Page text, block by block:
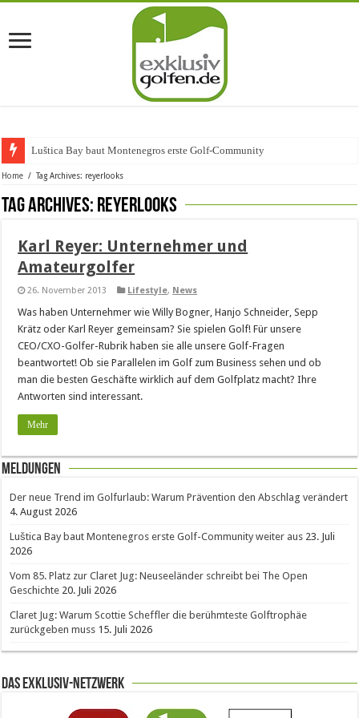
Luštica Bay baut Montenegros erste Golf-Community weit
Home / Tag Archives: reyerlooks
Tag Archives: reyerlooks
Karl Reyer: Unternehmer und
Amateurgolfer
26. November 2013 Lifestyle, News
Was haben Unternehmer wie Willy Bogner, Hanjo Schneider, Sepp
Krätz oder Karl Reyer gemeinsam? Sie spielen Golf! Für unsere
CEO/CXO-Golfer-Rubrik haben sie alle unsere Golf-Fragen
beantwortet! Ob sie Parallelen im Golf zum Business sehen und ob
man die besten Geschäfte wirklich auf dem Golfplatz macht? Ihre
Antworten sind interessant.
Mehr
Meldungen
Der neue Trend im Golfurlaub: Warum Prävention den Abschlag verändert
4. August 2026
Luštica Bay baut Montenegros erste Golf-Community weiter aus 23. Juli
2026
Vom 85. Platz zur Claret Jug: Neuseeländer schreibt bei The Open
Geschichte 20. Juli 2026
Claret Jug: Warum Scottie Scheffler die berühmteste Golftrophäe
zurückgeben muss 15. Juli 2026
Das Exklusiv-Netzwerk